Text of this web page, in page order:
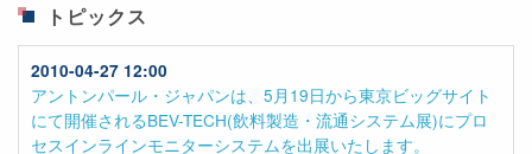
トピックス